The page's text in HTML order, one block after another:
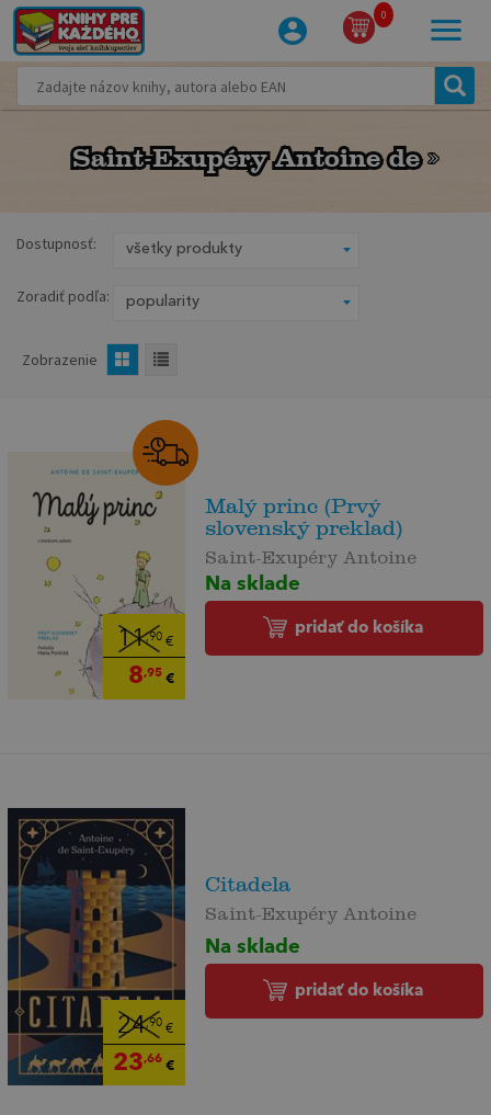
0
Saint-Exupéry Antoine de
Saint-Exupéry Antoine de
Dostupnosť:
Zoradiť podľa:
Zobrazenie
11,90€
8,95€
Malý princ (Prvý
slovenský preklad)
Saint-Exupéry Antoine
Na sklade
pridať do košíka
24,90€
23,66€
Citadela
Saint-Exupéry Antoine
Na sklade
pridať do košíka